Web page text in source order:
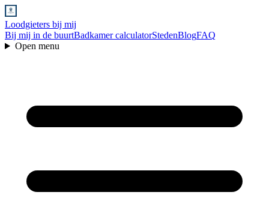
Loodgieters bij mij
Bij mij in de buurtBadkamer calculatorStedenBlogFAQ
Open menu